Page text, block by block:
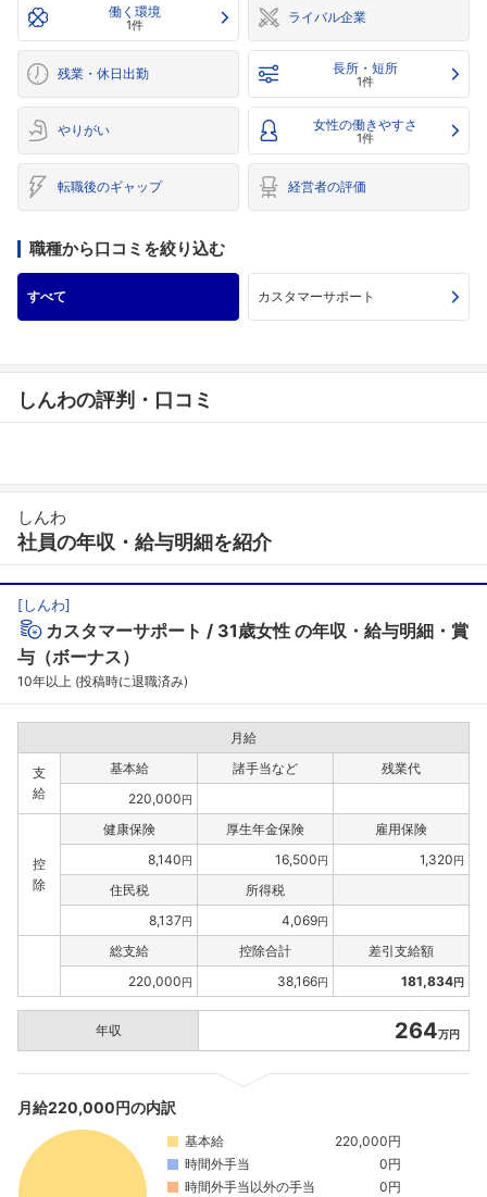
働く環境
1件 ライバル企業
残業・休日出勤 長所・短所
1件
やりがい 女性の働きやすさ
1件
転職後のギャップ 経営者の評価
職種から口コミを絞り込む
すべて カスタマーサポート
しんわの評判・口コミ
しんわ
社員の年収・給与明細を紹介
[しんわ]
カスタマーサポート 31歳女性 の年収・給与明細・賞
与（ボーナス）
10年以上 (投稿時に退職済み)
月給
支
給
基本給 諸手当など
残業代
220,000円
控
除
健康保険 厚生年金保険
雇用保険
8,140円 16,500円 1,320円
住民税
所得税
8,137円 4,069円
総支給 控除合計
差引支給額
220,000円 38,166円 181,834円
年収 264万円
月給220,000円の内訳
基本給
220,000円
時間外手当
0円
時間外手当以外の手当
0円